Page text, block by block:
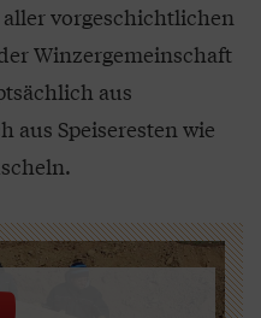
vorgeschichtlichen
Winzergemeinschaft
aus
aus Speiseresten wie